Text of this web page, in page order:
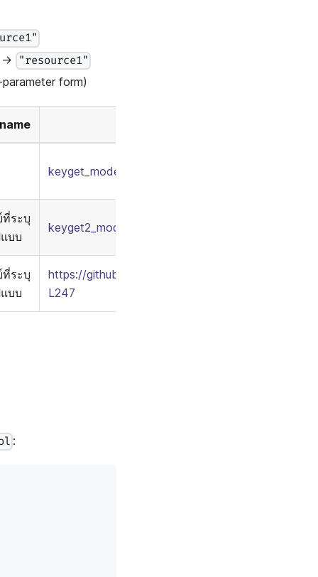
→
"resource1"
form)
keyget_model.conf
ระบุ
บบ
keyget2_model.conf
ระบุ
บบ
https://github.com/casbin/casbin/blob/
L247
: